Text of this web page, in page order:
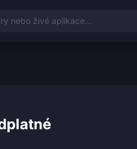
nebo živé aplikace...